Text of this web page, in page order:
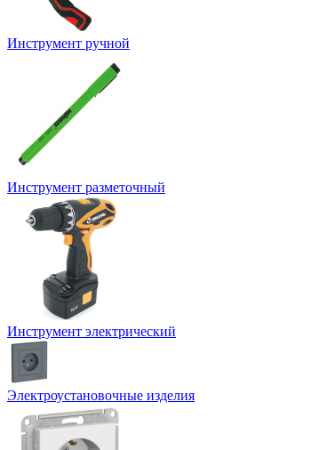
Инструмент ручной
Инструмент разметочный
Инструмент электрический
Электроустановочные изделия